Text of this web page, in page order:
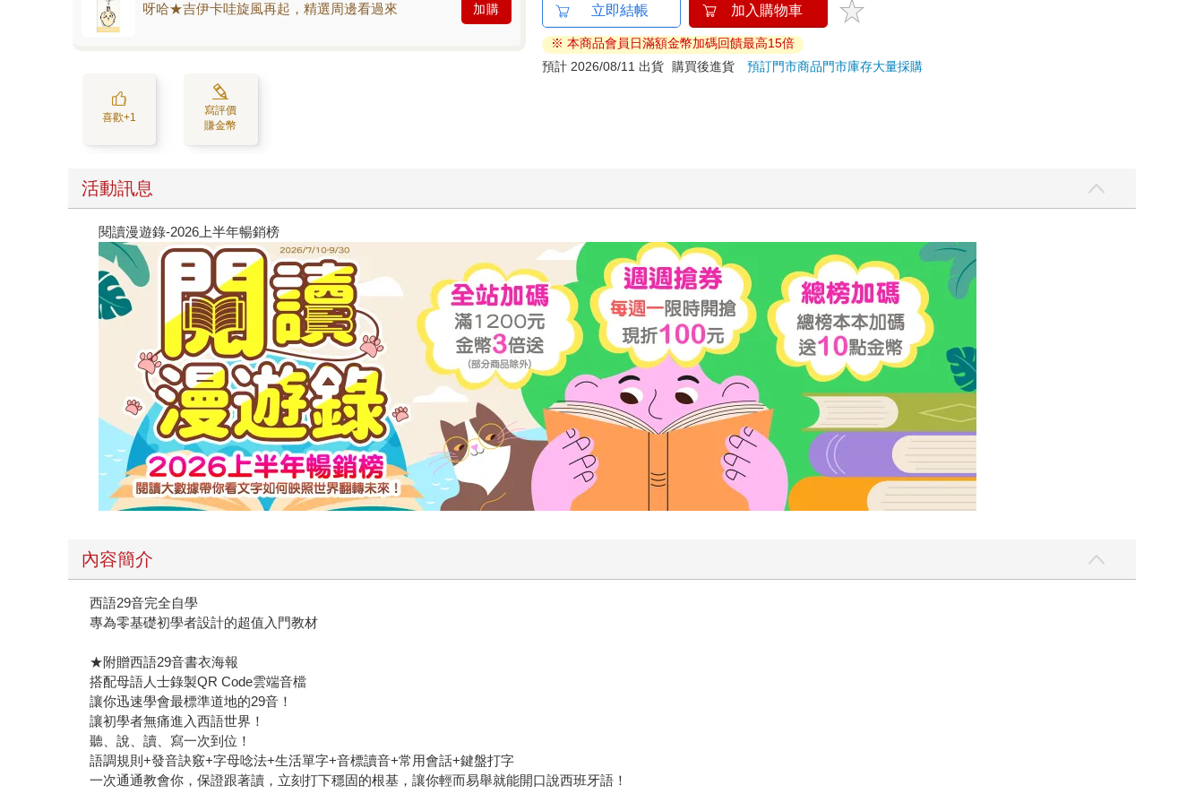
呀哈★吉伊卡哇旋風再起，精選周邊看過來 加購
喜歡+1
寫評價
賺金幣
立即結帳 加入購物車
※ 本商品會員日滿額金幣加碼回饋最高15倍
預計 2026/08/11 出貨
購買後進貨預訂門市商品門市庫存大量採購
活動訊息
閱讀漫遊錄-2026上半年暢銷榜
內容簡介
西語29音完全自學
專為零基礎初學者設計的超值入門教材
★附贈西語29音書衣海報
搭配母語人士錄製QR Code雲端音檔
讓你迅速學會最標準道地的29音！
讓初學者無痛進入西語世界！
聽、說、讀、寫一次到位！
語調規則+發音訣竅+字母唸法+生活單字+音標讀音+常用會話+鍵盤打字
一次通通教會你，保證跟著讀，立刻打下穩固的根基，讓你輕而易舉就能開口說西班牙語！